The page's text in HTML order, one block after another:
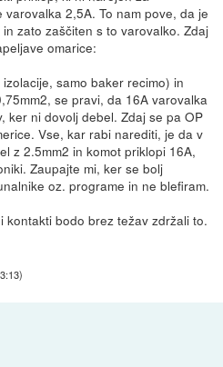
2,5A. To nam pove, da je
zato zaščiten s to varovalko. Zdaj
omarice:
samo baker recimo) in
se pravi, da 16A varovalka
ker ni dovolj debel. Zdaj se pa OP
Vse, kar rabi narediti, je da v
z 2.5mm2 in komot priklopi 16A,
Zaupajte mi, ker se bolj
oz. programe in ne blefiram.
kontakti bodo brez težav zdržali to.
)